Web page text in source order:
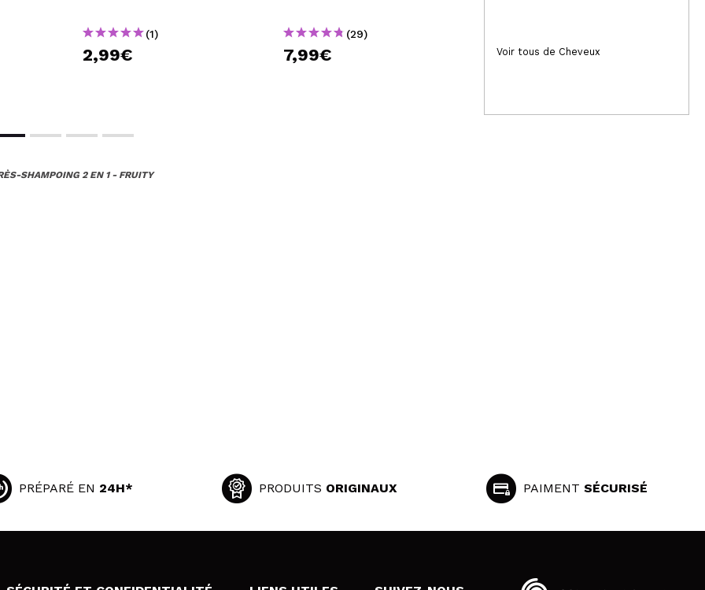
(1)
2,99€
(29)
7,99€ 28,50€
Voir tous de Cheveux
SHAMPOING 2 EN 1 - FRUITY
PRÉPARÉ EN 24H* PRODUITS ORIGINAUX PAIMENT SÉCURISÉ